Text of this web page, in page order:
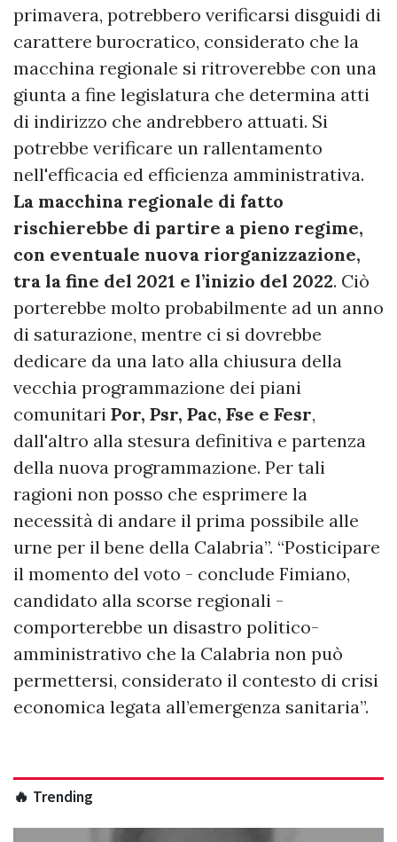
primavera, potrebbero verificarsi disguidi di
carattere burocratico, considerato che la
macchina regionale si ritroverebbe con una
giunta a fine legislatura che determina atti
di indirizzo che andrebbero attuati. Si
potrebbe verificare un rallentamento
nell'efficacia ed efficienza amministrativa.
La macchina regionale di fatto
rischierebbe di partire a pieno regime,
con eventuale nuova riorganizzazione,
tra la fine del 2021 e l’inizio del 2022. Ciò
porterebbe molto probabilmente ad un anno
di saturazione, mentre ci si dovrebbe
dedicare da una lato alla chiusura della
vecchia programmazione dei piani
comunitari Por, Psr, Pac, Fse e Fesr,
dall'altro alla stesura definitiva e partenza
della nuova programmazione. Per tali
ragioni non posso che esprimere la
necessità di andare il prima possibile alle
urne per il bene della Calabria”. “Posticipare
il momento del voto - conclude Fimiano,
candidato alla scorse regionali -
comporterebbe un disastro politico-
amministrativo che la Calabria non può
permettersi, considerato il contesto di crisi
economica legata all’emergenza sanitaria”.
🔥 Trending